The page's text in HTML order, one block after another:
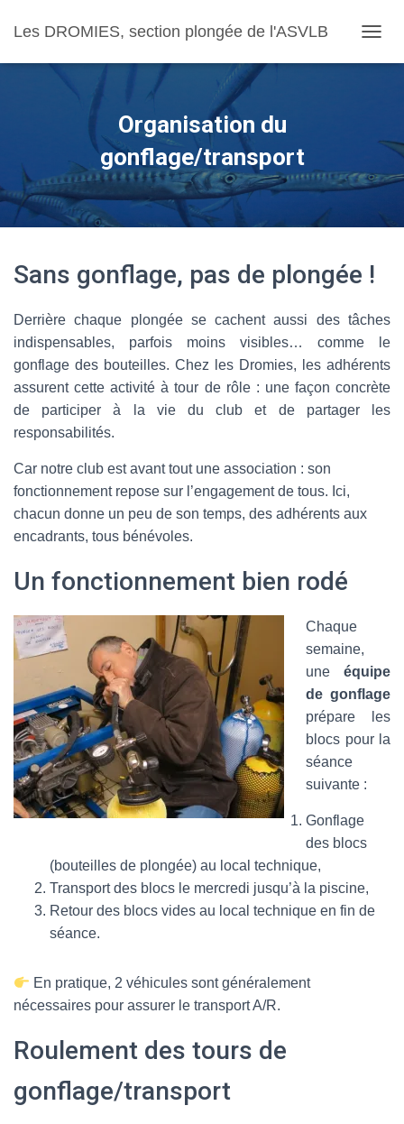
Les DROMIES, section plongée de l'ASVLB
Organisation du
gonflage/transport
Sans gonflage, pas de plongée !
Derrière chaque plongée se cachent aussi des tâches
indispensables, parfois moins visibles… comme le
gonflage des bouteilles. Chez les Dromies, les adhérents
assurent cette activité à tour de rôle : une façon concrète
de participer à la vie du club et de partager les
responsabilités.
Car notre club est avant tout une association : son
fonctionnement repose sur l’engagement de tous. Ici,
chacun donne un peu de son temps, des adhérents aux
encadrants, tous bénévoles.
Un fonctionnement bien rodé
Chaque
semaine,
une équipe
de gonflage
prépare les
blocs pour la
séance
suivante :
Gonflage
des blocs
(bouteilles de plongée) au local technique,
Transport des blocs le mercredi jusqu’à la piscine,
Retour des blocs vides au local technique en fin de
séance.
En pratique, 2 véhicules sont généralement
nécessaires pour assurer le transport A/R.
Roulement des tours de
gonflage/transport